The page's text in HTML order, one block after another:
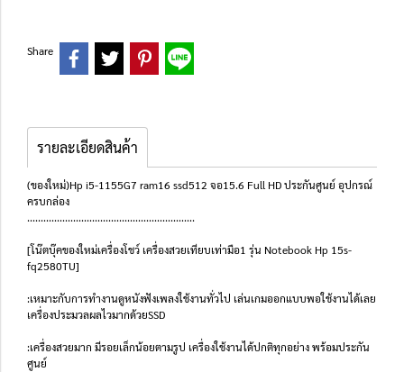
Share
รายละเอียดสินค้า
(ของใหม่)Hp i5-1155G7 ram16 ssd512 จอ15.6 Full HD ประกันศูนย์ อุปกรณ์
ครบกล่อง
..............................................................
[โน๊ตบุ๊คของใหม่เครื่องโชว์ เครื่องสวยเทียบเท่ามือ1 รุ่น Notebook Hp 15s-
fq2580TU]
:เหมาะกับการทำงานดูหนังฟังเพลงใช้งานทั่วไป เล่นเกมออกแบบพอใช้งานได้เลย
เครื่องประมวลผลไวมากด้วยSSD
:เครื่องสวยมาก มีรอยเล็กน้อยตามรูป เครื่องใช้งานได้ปกติทุกอย่าง พร้อมประกัน
ศูนย์